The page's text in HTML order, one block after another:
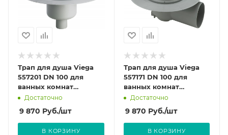
Трап для душа Viega
557201 DN 100 для
ванных комнат
вертикальный.
Решетка 150х150 мм.
Достаточно
9 870 Руб./шт
В КОРЗИНУ
Трап для душа Viega
557171 DN 100 для
ванных комнат
горизонтальный.
Решетка 150х150 мм.
Достаточно
9 870 Руб./шт
В КОРЗИНУ